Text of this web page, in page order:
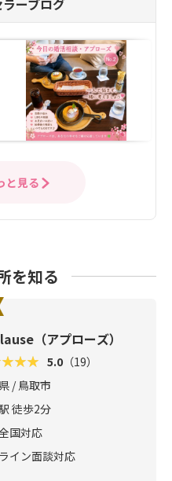
と見る
を知る
（アプローズ）
5.0（19）
/ 鳥取市
徒歩2分
国対応
イン面談対応